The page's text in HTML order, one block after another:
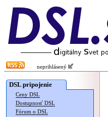
neprihlásený
DSL pripojenie
Ceny DSL
Dostupnosť DSL
Fórum o DSL